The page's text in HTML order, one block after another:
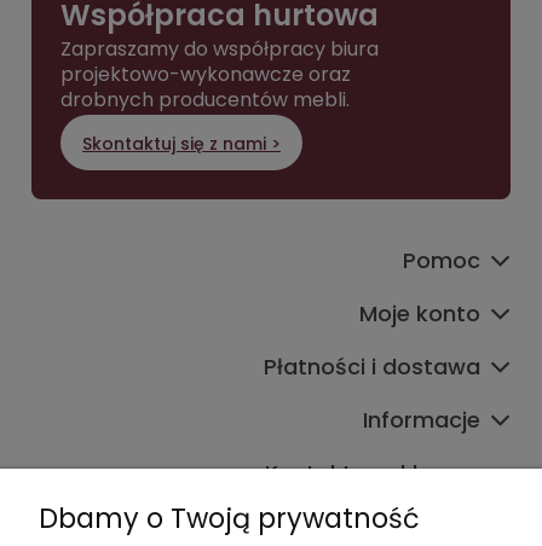
Współpraca hurtowa
Zapraszamy do współpracy biura
projektowo-wykonawcze oraz
drobnych producentów mebli.
Skontaktuj się z nami >
Pomoc
Moje konto
Płatności i dostawa
Informacje
Kontakt ze sklepem
Dbamy o Twoją prywatność